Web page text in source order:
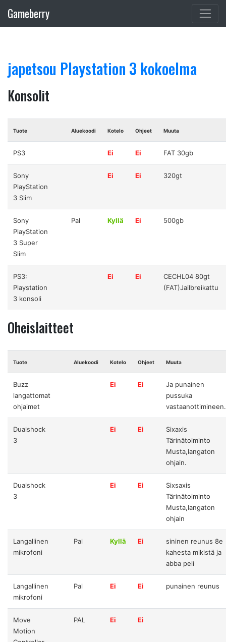
Gameberry
japetsou Playstation 3 kokoelma
Konsolit
Tuote Aluekoodi Kotelo Ohjeet Muuta
PS3 Ei Ei FAT 30gb
Sony
PlayStation
3 Slim
Ei Ei 320gt
Sony
PlayStation
3 Super
Slim
Pal Kyllä Ei 500gb
PS3:
Playstation
3 konsoli
Ei Ei
CECHL04 80gt
(FAT)Jailbreikattu
Oheislaitteet
Tuote Aluekoodi Kotelo Ohjeet Muuta
Buzz
langattomat
ohjaimet
Ei Ei
Ja punainen
pussuka
vastaanottimineen.
Dualshock
3
Ei Ei
Sixaxis
Tärinätoiminto
Musta,langaton
ohjain.
Dualshock
3
Ei Ei
Sixsaxis
Tärinätoiminto
Musta,langaton
ohjain
Langallinen
mikrofoni
Pal Kyllä Ei
sininen reunus 8e
kahesta mikistä ja
abba peli
Langallinen
mikrofoni
Pal Ei Ei punainen reunus
Move
Motion
PAL Ei Ei